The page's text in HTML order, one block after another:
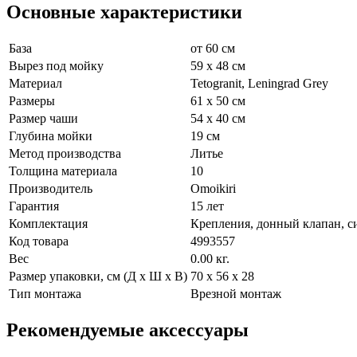
Основные характеристики
База
от 60 см
Вырез под мойку
59 x 48 см
Материал
Tetogranit, Leningrad Grey
Размеры
61 x 50 см
Размер чаши
54 x 40 см
Глубина мойки
19 см
Метод производства
Литье
Толщина материала
10
Производитель
Omoikiri
Гарантия
15 лет
Комплектация
Крепления, донный клапан,
Код товара
4993557
Вес
0.00 кг.
Размер упаковки, см (Д х Ш х В) 70 х 56 х 28
Тип монтажа
Врезной монтаж
Рекомендуемые аксессуары